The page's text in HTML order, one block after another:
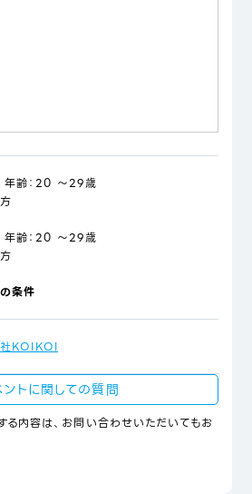
年齢： 20 ～29歳
年齢： 20 ～29歳
条件
KOIKOI
ントに関しての質問
内容は、お問い合わせいただいてもお